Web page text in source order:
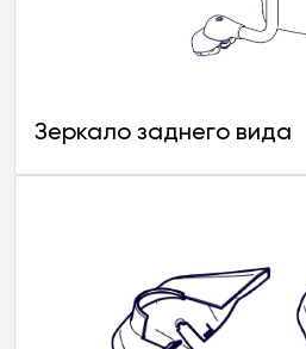
Зеркало заднего вида